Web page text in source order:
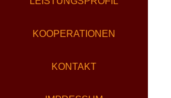
KOOPERATIONEN
KONTAKT